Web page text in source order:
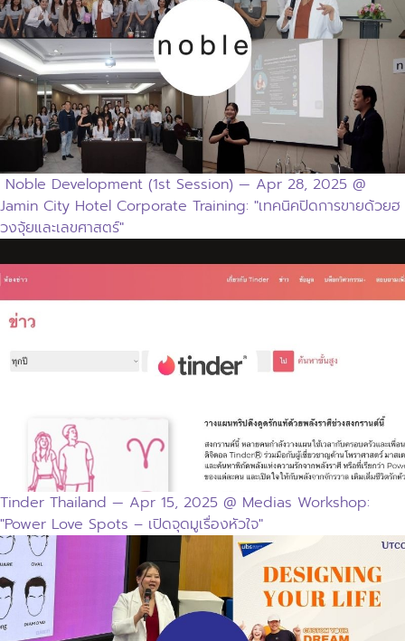
Noble Development (1st Session) — Apr 28, 2025 @
Jamin City Hotel Corporate Training: "เทคนิคปิดการขายด้วยฮ
วงจุ้ยและเลขศาสตร์"
Tinder Thailand — Apr 15, 2025 @ Medias Workshop:
"Power Love Spots – เปิดจุดมูเรื่องหัวใจ"